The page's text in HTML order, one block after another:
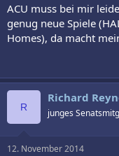
ACU muss bei mir
genug neue Spiele
Homes), da macht
R
Richard
junges
12. November 2014